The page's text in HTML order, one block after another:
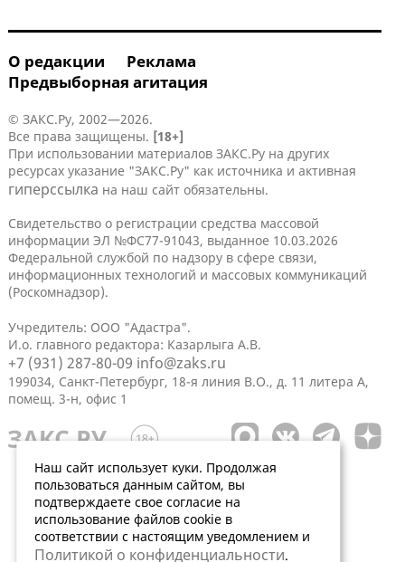
О редакции
Реклама
Предвыборная агитация
© ЗАКС.Ру, 2002—2026.
Все права защищены. [18+]
При использовании материалов ЗАКС.Ру на других
ресурсах указание "ЗАКС.Ру" как источника и активная
гиперссылка на наш сайт обязательны.
Свидетельство о регистрации средства массовой
информации ЭЛ №ФС77-91043, выданное 10.03.2026
Федеральной службой по надзору в сфере связи,
информационных технологий и массовых коммуникаций
(Роскомнадзор).
Учредитель: ООО "Адастра".
И.о. главного редактора: Казарлыга А.В.
+7 (931) 287-80-09 info@zaks.ru
199034, Санкт-Петербург, 18-я линия В.О., д. 11 литера А,
помещ. 3-н, офис 1
Наш сайт использует куки. Продолжая
пользоваться данным сайтом, вы
подтверждаете свое согласие на
использование файлов cookie в
соответствии с настоящим уведомлением и
Политикой о конфиденциальности.